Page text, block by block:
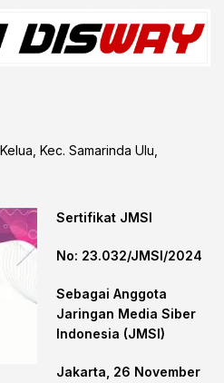
Kec. Samarinda Ulu,
Sertifikat JMSI
No: 23.032/JMSI/2024
Sebagai Anggota
Jaringan Media Siber
Indonesia (JMSI)
Jakarta, 26 November